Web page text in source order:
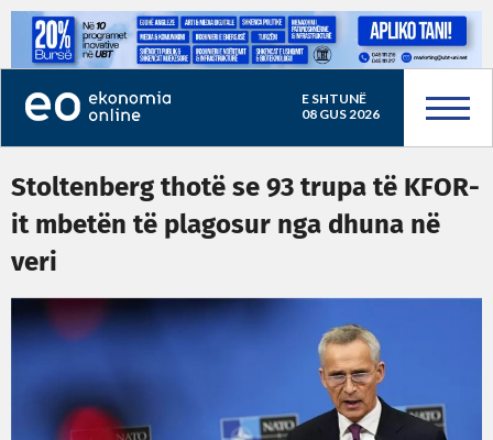
E SHTUNË
08 GUS 2026
Stoltenberg thotë se 93 trupa të KFOR-
it mbetën të plagosur nga dhuna në
veri